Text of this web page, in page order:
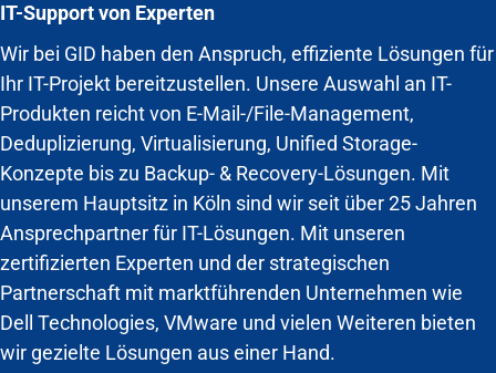
IT-Support von Experten
Wir bei GID haben den Anspruch, effiziente Lösungen für
Ihr IT-Projekt bereitzustellen. Unsere Auswahl an IT-
Produkten reicht von E-Mail-/File-Management,
Deduplizierung, Virtualisierung, Unified Storage-
Konzepte bis zu Backup- & Recovery-Lösungen. Mit
unserem Hauptsitz in Köln sind wir seit über 25 Jahren
Ansprechpartner für IT-Lösungen. Mit unseren
zertifizierten Experten und der strategischen
Partnerschaft mit marktführenden Unternehmen wie
Dell Technologies, VMware und vielen Weiteren bieten
wir gezielte Lösungen aus einer Hand.